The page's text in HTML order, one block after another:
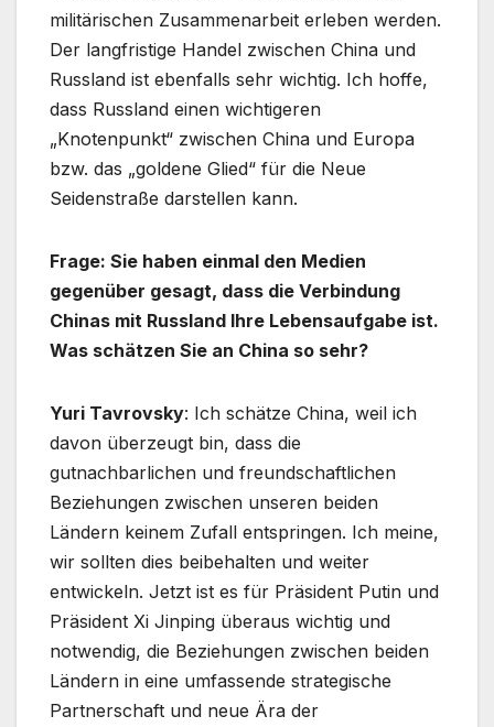
militärischen Zusammenarbeit erleben werden.
Der langfristige Handel zwischen China und
Russland ist ebenfalls sehr wichtig. Ich hoffe,
dass Russland einen wichtigeren
„Knotenpunkt“ zwischen China und Europa
bzw. das „goldene Glied“ für die Neue
Seidenstraße darstellen kann.
Frage: Sie haben einmal den Medien
gegenüber gesagt, dass die Verbindung
Chinas mit Russland Ihre Lebensaufgabe ist.
Was schätzen Sie an China so sehr?
Yuri Tavrovsky: Ich schätze China, weil ich
davon überzeugt bin, dass die
gutnachbarlichen und freundschaftlichen
Beziehungen zwischen unseren beiden
Ländern keinem Zufall entspringen. Ich meine,
wir sollten dies beibehalten und weiter
entwickeln. Jetzt ist es für Präsident Putin und
Präsident Xi Jinping überaus wichtig und
notwendig, die Beziehungen zwischen beiden
Ländern in eine umfassende strategische
Partnerschaft und neue Ära der